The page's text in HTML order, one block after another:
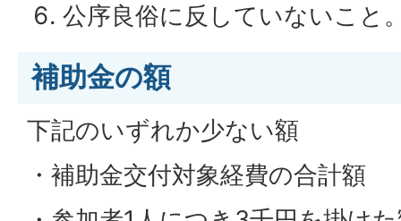
公序良俗に反していないこと
補助金の額
下記のいずれか少ない額
・補助金交付対象経費の合計額